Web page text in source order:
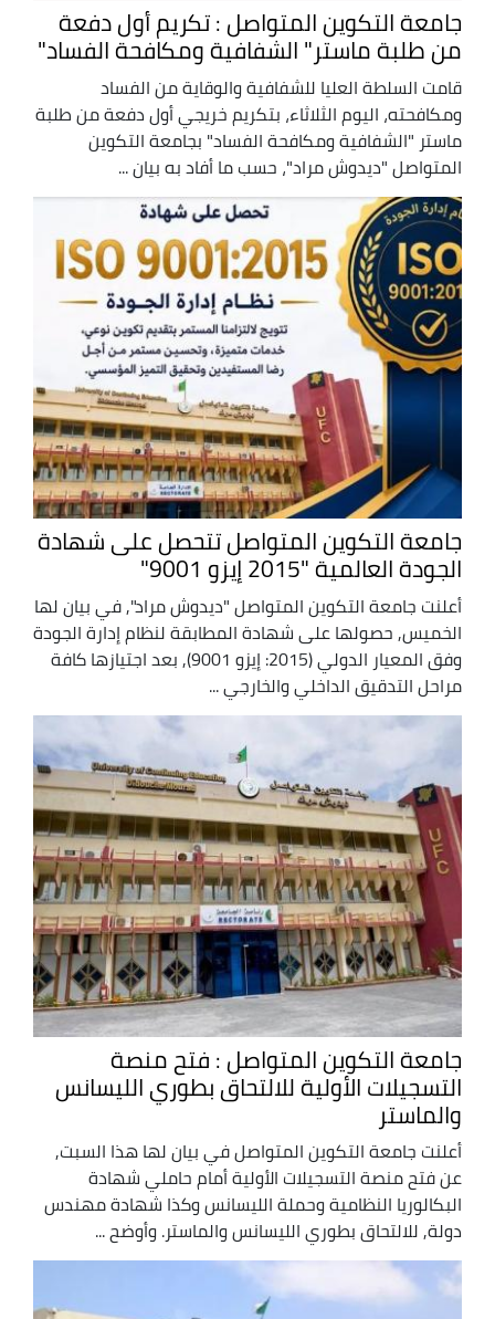
جامعة التكوين المتواصل : تكريم أول دفعة
من طلبة ماستر" الشفافية ومكافحة الفساد"
قامت السلطة العليا للشفافية والوقاية من الفساد
ومكافحته، اليوم الثلاثاء، بتكريم خريجي أول دفعة من طلبة
ماستر "الشفافية ومكافحة الفساد" بجامعة التكوين
المتواصل "ديدوش مراد"، حسب ما أفاد به بيان ...
جامعة التكوين المتواصل تتحصل على شهادة
الجودة العالمية "2015 إيزو 9001"
أعلنت جامعة التكوين المتواصل "ديدوش مراد", في بيان لها
الخميس, حصولها على شهادة المطابقة لنظام إدارة الجودة
وفق المعيار الدولي (2015: إيزو 9001), بعد اجتيازها كافة
مراحل التدقيق الداخلي والخارجي ...
جامعة التكوين المتواصل : فتح منصة
التسجيلات الأولية للالتحاق بطوري الليسانس
والماستر
أعلنت جامعة التكوين المتواصل في بيان لها هذا السبت,
عن فتح منصة التسجيلات الأولية أمام حاملي شهادة
البكالوريا النظامية وحملة الليسانس وكذا شهادة مهندس
دولة, للالتحاق بطوري الليسانس والماستر. وأوضح ...